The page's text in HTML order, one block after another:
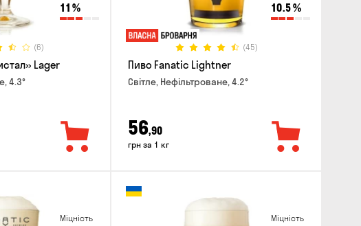
11 %
(6)
Lager
4.3°
10.5%
(45)
Пиво Fanatic Lightner
Світле, Нефільтроване, 4.2°
56,90
грн за 1 кг
Міцність Міцність